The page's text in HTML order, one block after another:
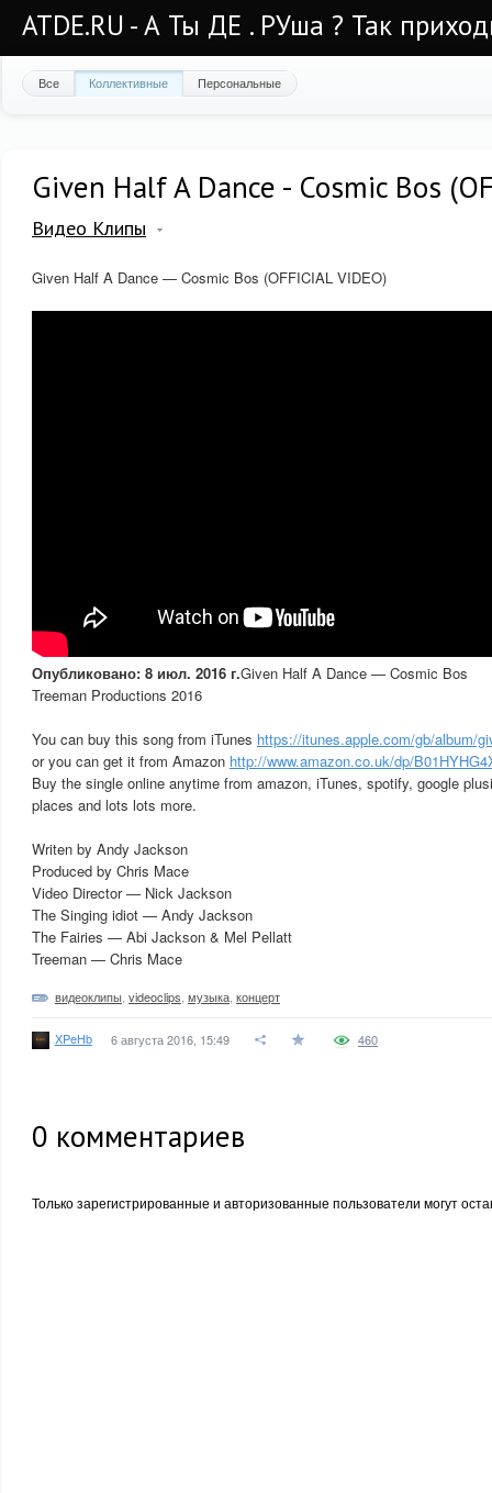
ATDE.RU - А Ты ДЕ . РУша ? Так
Все Коллективные Персональные
Given Half A Dance - Cosmic Bos
Видео Клипы
Given Half A Dance — Cosmic Bos (OFFICIAL VIDEO)
Опубликовано: 8 июл. 2016 г.Given Half A Dance — Cosmic Bos
Treeman Productions 2016
You can buy this song from iTunes https://itunes.apple.com/gb/album/
or you can get it from Amazon http://www.amazon.co.uk/dp/
Buy the single online anytime from amazon, iTunes, spotify, google
places and lots lots more.
Writen by Andy Jackson
Produced by Chris Mace
Video Director — Nick Jackson
The Singing idiot — Andy Jackson
The Fairies — Abi Jackson & Mel Pellatt
Treeman — Chris Mace
видеоклипы videoclips музыка концерт
XPeHb 6 августа 2016, 15:49 460
0 комментариев
Только зарегистрированные и авторизованные пользователи могут